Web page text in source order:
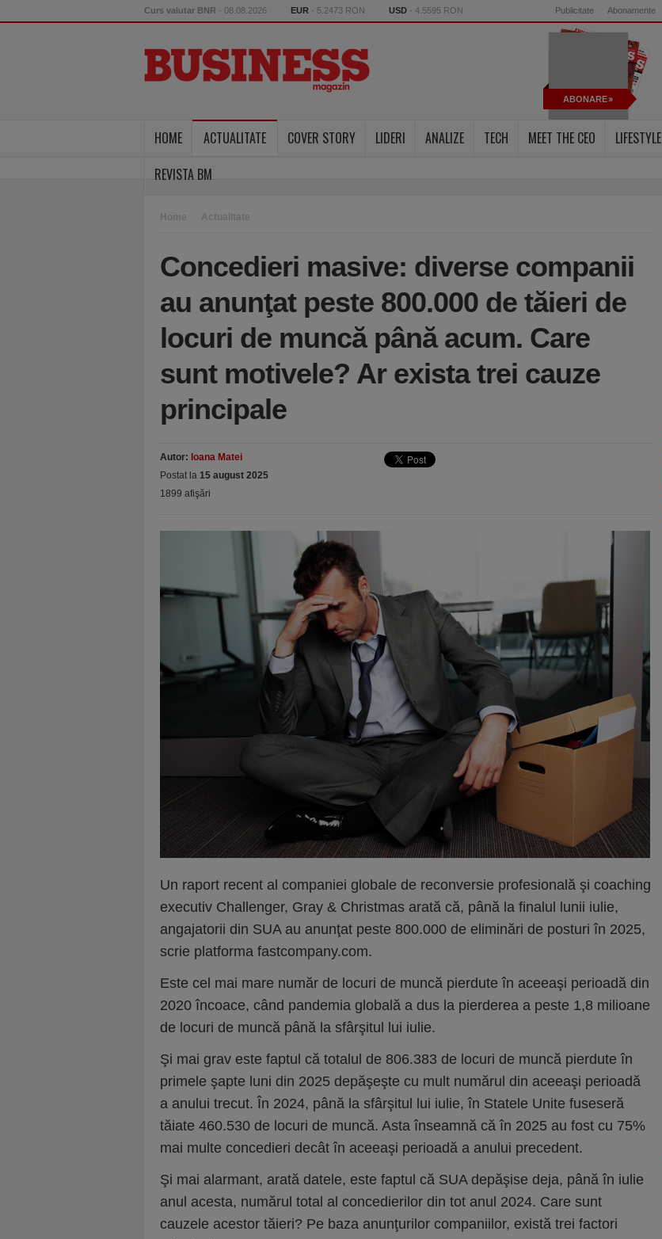
Curs valutar BNR - 08.08.2026 EUR - 5.2473 RON USD - 4.5595 RON Publicitate Abonamente
ABONARE
HOME ACTUALITATE COVER STORY LIDERI ANALIZE TECH MEET THE CEO LIFESTYLE
REVISTA BM
Home Actualitate
Concedieri masive: diverse companii
au anunţat peste 800.000 de tăieri de
locuri de muncă până acum. Care
sunt motivele? Ar exista trei cauze
principale
Autor: Ioana Matei
Postat la 15 august 2025
1899 afişări
Un raport recent al companiei globale de reconversie profesională şi coaching
executiv Challenger, Gray & Christmas arată că, până la finalul lunii iulie,
angajatorii din SUA au anunţat peste 800.000 de eliminări de posturi în 2025,
scrie platforma fastcompany.com.
Este cel mai mare număr de locuri de muncă pierdute în aceeaşi perioadă din
2020 încoace, când pandemia globală a dus la pierderea a peste 1,8 milioane
de locuri de muncă până la sfârşitul lui iulie.
Şi mai grav este faptul că totalul de 806.383 de locuri de muncă pierdute în
primele şapte luni din 2025 depăşeşte cu mult numărul din aceeaşi perioadă
a anului trecut. În 2024, până la sfârşitul lui iulie, în Statele Unite fuseseră
tăiate 460.530 de locuri de muncă. Asta înseamnă că în 2025 au fost cu 75%
mai multe concedieri decât în aceeaşi perioadă a anului precedent.
Şi mai alarmant, arată datele, este faptul că SUA depăşise deja, până în iulie
anul acesta, numărul total al concedierilor din tot anul 2024. Care sunt
cauzele acestor tăieri? Pe baza anunţurilor companiilor, există trei factori